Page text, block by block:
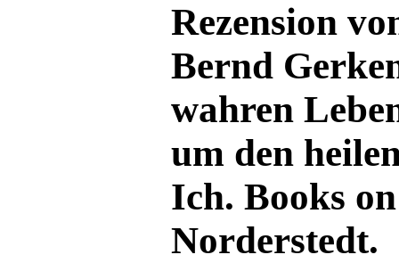
Rezension
Bernd
wahren
um den
Ich. Books
Norderstedt.